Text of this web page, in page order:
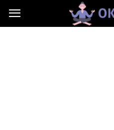
Okser.pl